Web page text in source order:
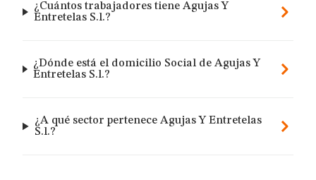
¿Cuántos trabajadores tiene Agujas Y
Entretelas S.l.?
¿Dónde está el domicilio Social de Agujas Y
Entretelas S.l.?
¿A qué sector pertenece Agujas Y Entretelas
S.l.?